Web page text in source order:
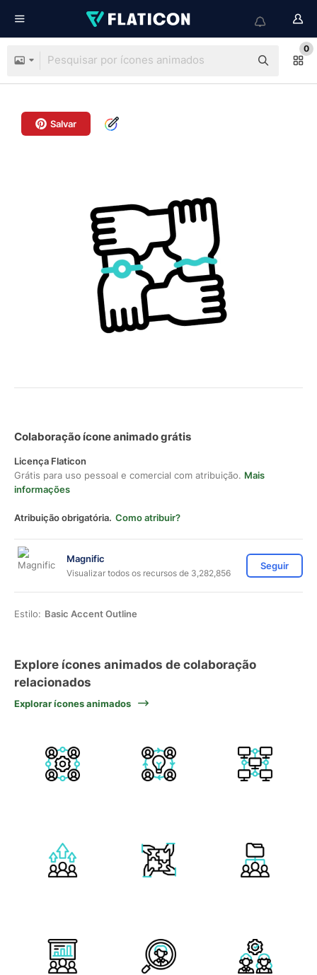
0
Salvar
Colaboração ícone animado grátis
Licença Flaticon
Grátis para uso pessoal e comercial com atribuição. Mais
informações
Atribuição obrigatória. Como atribuir?
Magnific
Visualizar todos os recursos de 3,282,856
Seguir
Estilo: Basic Accent Outline
Explore ícones animados de colaboração
relacionados
Explorar ícones animados